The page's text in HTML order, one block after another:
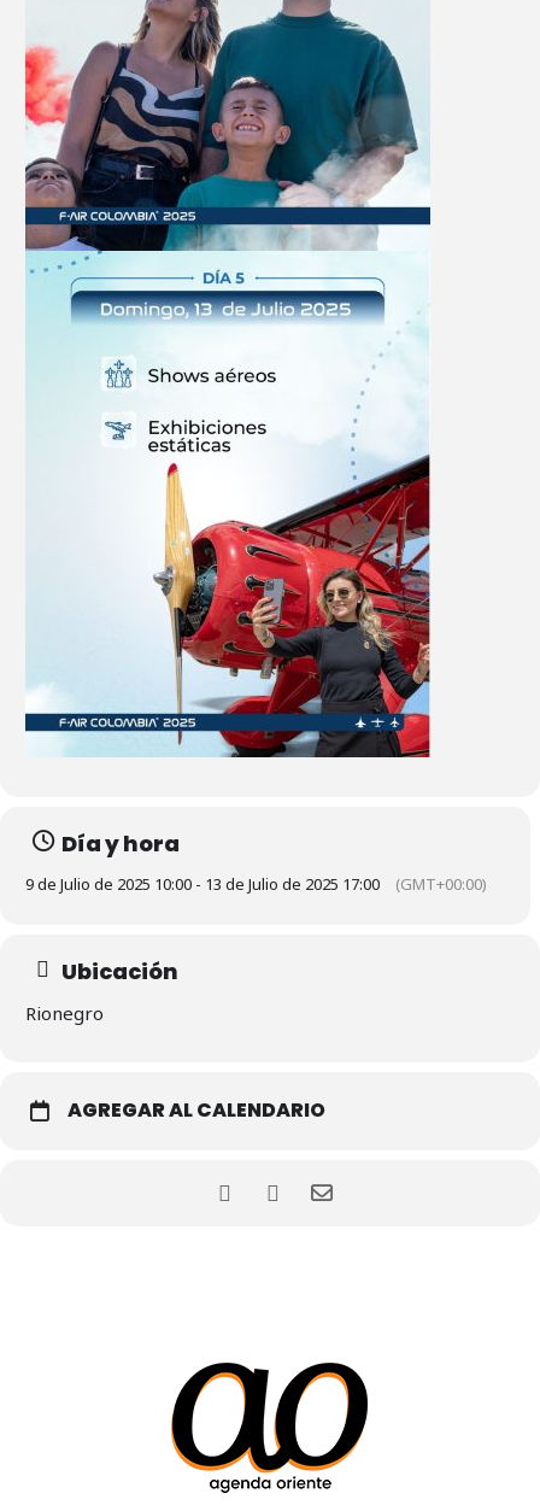
Día y hora
9 de Julio de 2025 10:00 - 13 de Julio de 2025 17:00 (GMT+00:00)
Ubicación
Rionegro
AGREGAR AL CALENDARIO